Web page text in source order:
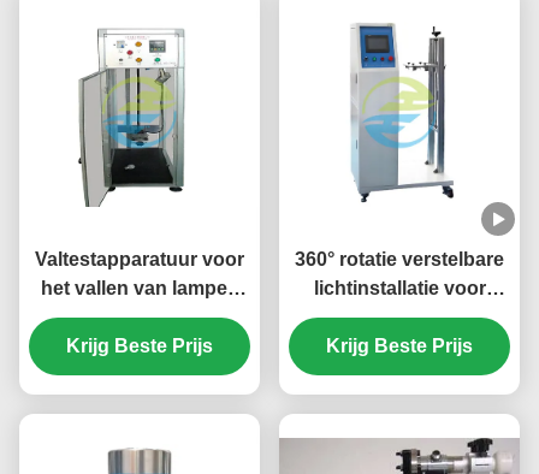
Valtestapparatuur voor
het vallen van lampen
voor de evaluatie van
de veiligheid en
mechanische sterkte
lichttestapparatuur
Krijg Beste Prijs
360° rotatie verstelbare
lichtinstallatie voor
precisielamponderzoek
met verlichtingsregelaar
Krijg Beste Prijs